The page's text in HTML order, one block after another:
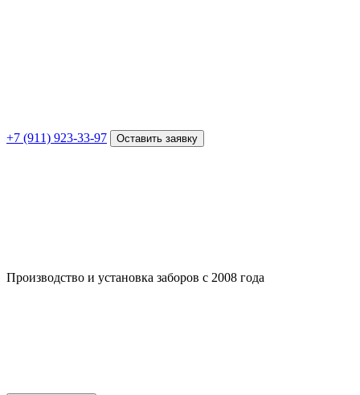
+7 (911) 923-33-97 Оставить заявку
Производство и установка заборов с 2008 года